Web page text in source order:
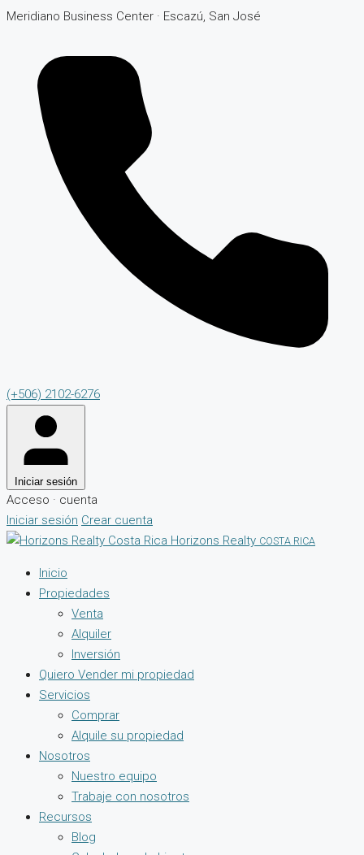
Meridiano Business Center · Escazú, San José
(+506) 2102-6276
Iniciar sesión
Acceso · cuenta
Iniciar sesión Crear cuenta
Horizons Realty COSTA RICA
Inicio
Propiedades
Venta
Alquiler
Inversión
Quiero Vender mi propiedad
Servicios
Comprar
Alquile su propiedad
Nosotros
Nuestro equipo
Trabaje con nosotros
Recursos
Blog